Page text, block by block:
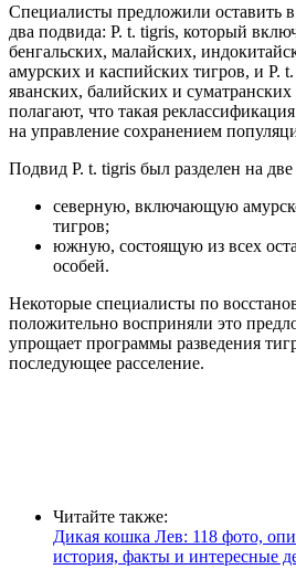
Специалисты предложили оставить
два подвида: P. t. tigris, который
бенгальских, малайских,
амурских и каспийских тигров, и P.
яванских, балийских и
полагают, что такая
на управление сохранением
Подвид P. t. tigris был разделен на
северную, включающую
тигров;
южную, состоящую из всех
особей.
Некоторые специалисты по
положительно восприняли это
упрощает программы разведения
последующее расселение.
Читайте также:
Дикая кошка Лев: 118 фото,
история, факты и интересные